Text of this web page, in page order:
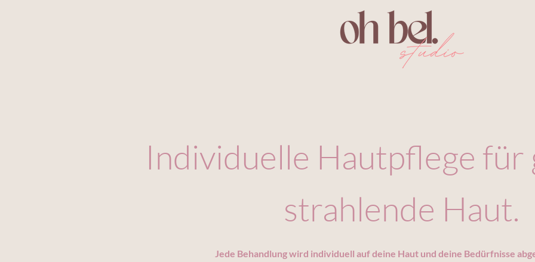
Individuelle Hautpflege für
strahlende Haut.
Jede Behandlung wird individuell auf deine Haut und deine Bedürfnisse